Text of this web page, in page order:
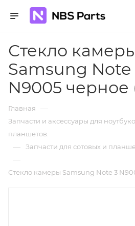
Стекло
Samsung Note
N9005 черное
Главная —
Запчасти и аксессуары для
планшетов.
— Запчасти для сотовых и
—
Стекло камеры Samsung Note 3